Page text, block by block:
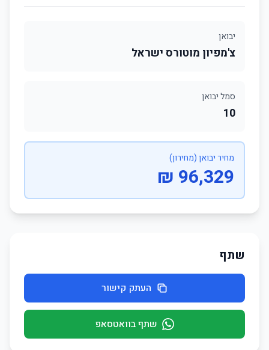
יבואן
צ'מפיון מוטורס ישראל
סמל יבואן
10
מחיר יבואן (מחירון)
96,329 ₪
שתף
העתק קישור
שתף בוואטסאפ